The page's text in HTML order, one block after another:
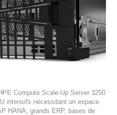
Compute Scale-Up Server 3250
intensifs nécessitant un espace
HANA, grands ERP, bases de